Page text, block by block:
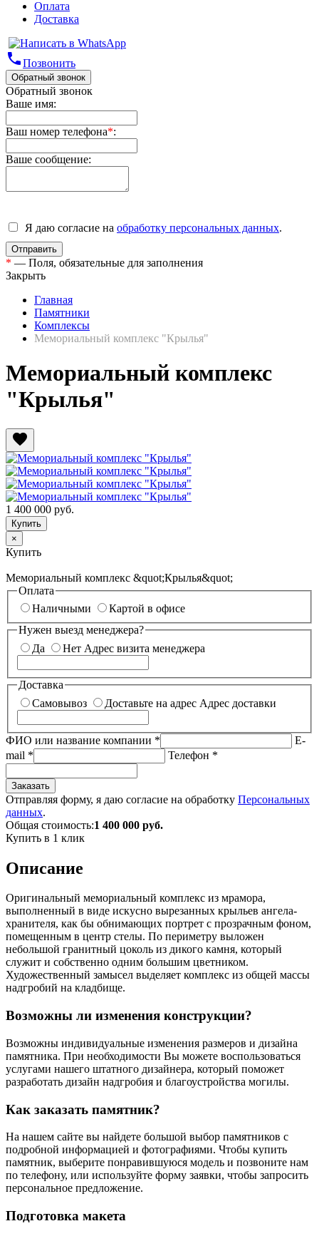
Оплата
Доставка
phoneПозвонить
Обратный звонок
Обратный звонок
Ваше имя:
Ваш номер телефона*:
Ваше сообщение:
Я даю согласие на обработку персональных данных.
* — Поля, обязательные для заполнения
Закрыть
Главная
Памятники
Комплексы
Мемориальный комплекс "Крылья"
Мемориальный комплекс
"Крылья"
favorite
1 400 000 руб.
×
Купить
Мемориальный комплекс &quot;Крылья&quot;
Оплата
Наличными
Картой в офисе
Нужен выезд менеджера?
Да
Нет Адрес визита менеджера
Доставка
Самовывоз
Доставьте на адрес Адрес доставки
ФИО или название компании *
E-
mail * Телефон *
Заказать
Отправляя форму, я даю согласие на обработку Персональных
данных.
Общая стоимость:1 400 000 руб.
Купить в 1 клик
Описание
Оригинальный мемориальный комплекс из мрамора,
выполненный в виде искусно вырезанных крыльев ангела-
хранителя, как бы обнимающих портрет с прозрачным фоном,
помещенным в центр стелы. По периметру выложен
небольшой гранитный цоколь из дикого камня, который
служит и собственно одним большим цветником.
Художественный замысел выделяет комплекс из общей массы
надгробий на кладбище.
Возможны ли изменения конструкции?
Возможны индивидуальные изменения размеров и дизайна
памятника. При необходимости Вы можете воспользоваться
услугами нашего штатного дизайнера, который поможет
разработать дизайн надгробия и благоустройства могилы.
Как заказать памятник?
На нашем сайте вы найдете большой выбор памятников с
подробной информацией и фотографиями. Чтобы купить
памятник, выберите понравившуюся модель и позвоните нам
по телефону, или используйте форму заявки, чтобы запросить
персональное предложение.
Подготовка макета